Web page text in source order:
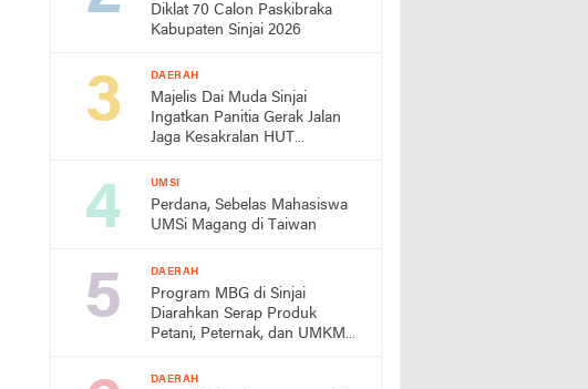
Diklat 70 Calon Paskibraka
Kabupaten Sinjai 2026
DAERAH
Majelis Dai Muda Sinjai
Ingatkan Panitia Gerak Jalan
Jaga Kesakralan HUT
UMSI
Perdana, Sebelas Mahasiswa
UMSi Magang di Taiwan
DAERAH
Program MBG di Sinjai
Diarahkan Serap Produk
Petani, Peternak, dan UMKM
DAERAH